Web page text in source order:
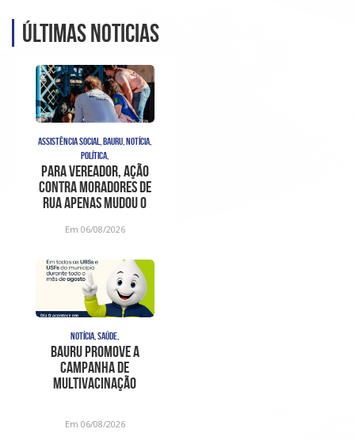
Últimas noticias
ASSISTÊNCIA SOCIAL, BAURU, NOTÍCIA,
POLÍTICA,
Para vereador, ação
contra moradores de
rua apenas mudou o
foi
Em 06/08/2026
NOTÍCIA, SAÚDE,
Bauru promove a
Campanha de
Multivacinação
Em 06/08/2026